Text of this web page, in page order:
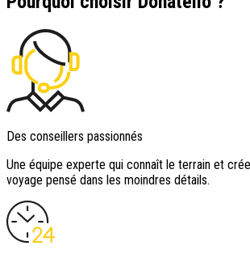
Des conseillers passionnés
Une équipe experte qui connaît le terrain et
voyage pensé dans les moindres détails.